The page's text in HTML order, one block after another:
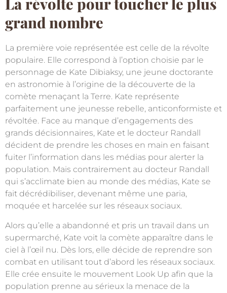
grand nombre
La première voie représentée est celle de la révolte
populaire. Elle correspond à l’option choisie par le
personnage de Kate Dibiaksy, une jeune doctorante
en astronomie à l’origine de la découverte de la
comète menaçant la Terre. Kate représente
parfaitement une jeunesse rebelle, anticonformiste et
révoltée. Face au manque d’engagements des
grands décisionnaires, Kate et le docteur Randall
décident de prendre les choses en main en faisant
fuiter l’information dans les médias pour alerter la
population. Mais contrairement au docteur Randall
qui s’acclimate bien au monde des médias, Kate se
fait décrédibiliser, devenant même une paria,
moquée et harcelée sur les réseaux sociaux.
Alors qu’elle a abandonné et pris un travail dans un
supermarché, Kate voit la comète apparaître dans le
ciel à l’œil nu. Dès lors, elle décide de reprendre son
combat en utilisant tout d’abord les réseaux sociaux.
Elle crée ensuite le mouvement Look Up afin que la
population prenne au sérieux la menace de la